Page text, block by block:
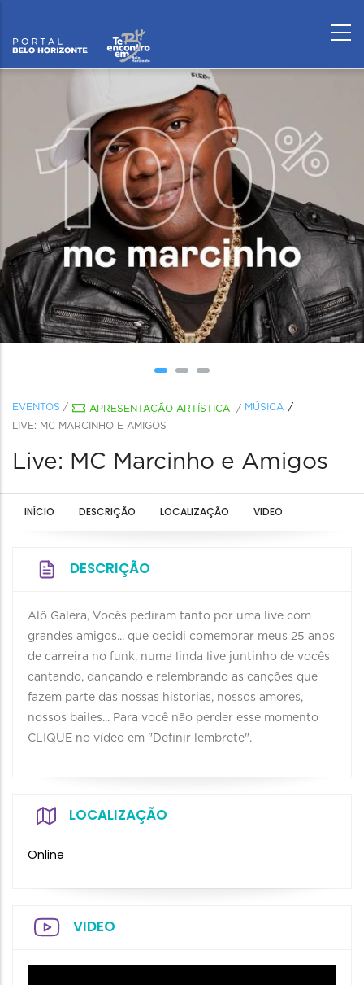
EVENTOS / APRESENTAÇÃO ARTÍSTICA / MÚSICA
LIVE: MC MARCINHO E AMIGOS
Live: MC Marcinho e Amigos
INÍCIO DESCRIÇÃO LOCALIZAÇÃO VIDEO
DESCRIÇÃO
Alô Galera, Vocês pediram tanto por uma live com
grandes amigos... que decidi comemorar meus 25 anos
de carreira no funk, numa linda live juntinho de vocês
cantando, dançando e relembrando as canções que
fazem parte das nossas historias, nossos amores,
nossos bailes... Para você não perder esse momento
CLIQUE no vídeo em "Definir lembrete".
LOCALIZAÇÃO
Online
VIDEO